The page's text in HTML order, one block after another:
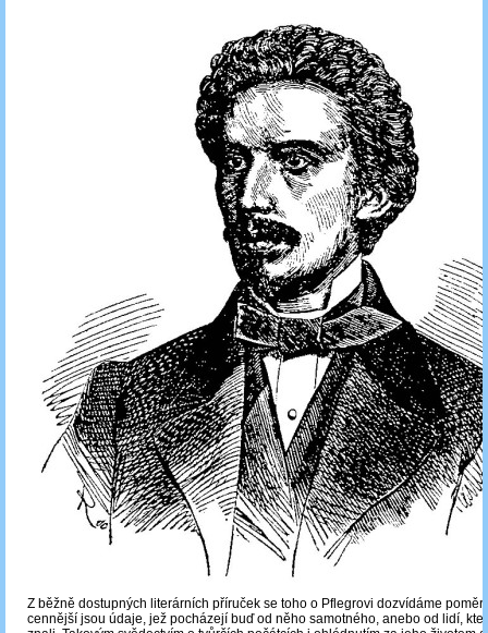
Z běžně dostupných literárních příruček se toho o Pflegrovi dozvídáme
cennější jsou údaje, jež pocházejí buď od něho samotného, anebo od lidí,